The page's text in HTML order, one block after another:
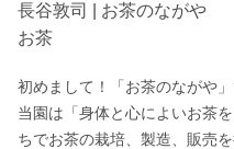
長谷敦司 | お茶のながや
お茶
初めまして！「お茶のながや」
当園は「身体と心によいお茶
ちでお茶の栽培、製造、販売を